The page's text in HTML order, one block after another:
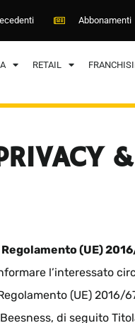
Abbonamenti
RETAIL
(UE)
l’interessato
(UE) 2016/
di seguito